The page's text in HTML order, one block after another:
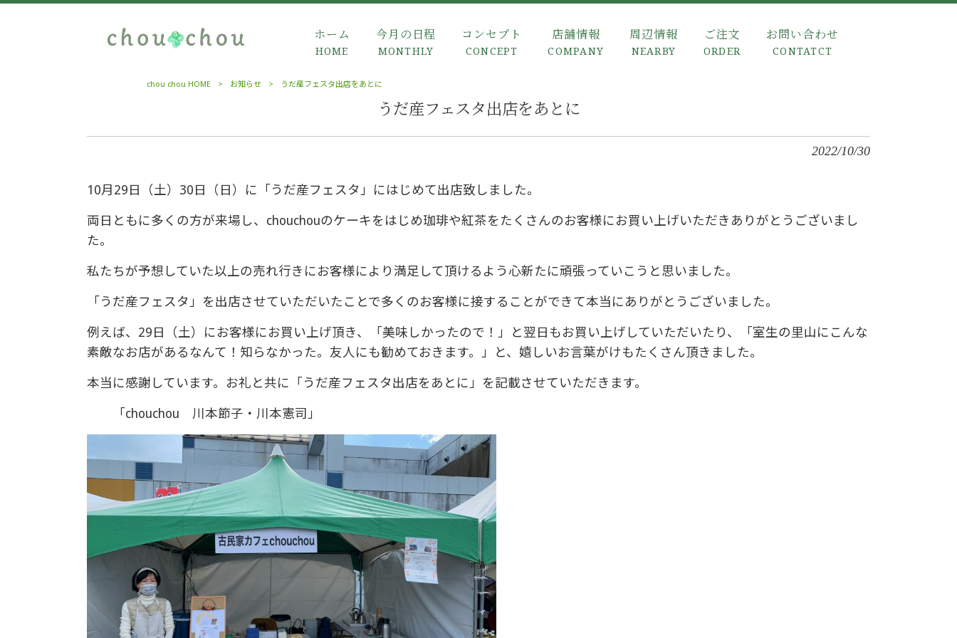
ホーム
HOME
今月の日程
MONTHLY
コンセプト
CONCEPT
店舗情報
COMPANY
周辺情報
NEARBY
ご注文
ORDER
お問い合わせ
CONTATCT
chou chou HOME > お知らせ > うだ産フェスタ出店をあとに
うだ産フェスタ出店をあとに
2022/10/30
10月29日（土）30日（日）に「うだ産フェスタ」にはじめて出店致しました。
両日ともに多くの方が来場し、chouchouのケーキをはじめ珈琲や紅茶をたくさんのお客様にお買い上げいただきありがとうございまし
た。
私たちが予想していた以上の売れ行きにお客様により満足して頂けるよう心新たに頑張っていこうと思いました。
「うだ産フェスタ」を出店させていただいたことで多くのお客様に接することができて本当にありがとうございました。
例えば、29日（土）にお客様にお買い上げ頂き、「美味しかったので！」と翌日もお買い上げしていただいたり、「室生の里山にこんな
素敵なお店があるなんて！知らなかった。友人にも勧めておきます。」と、嬉しいお言葉がけもたくさん頂きました。
本当に感謝しています。お礼と共に「うだ産フェスタ出店をあとに」を記載させていただきます。
「chouchou 川本節子・川本憲司」